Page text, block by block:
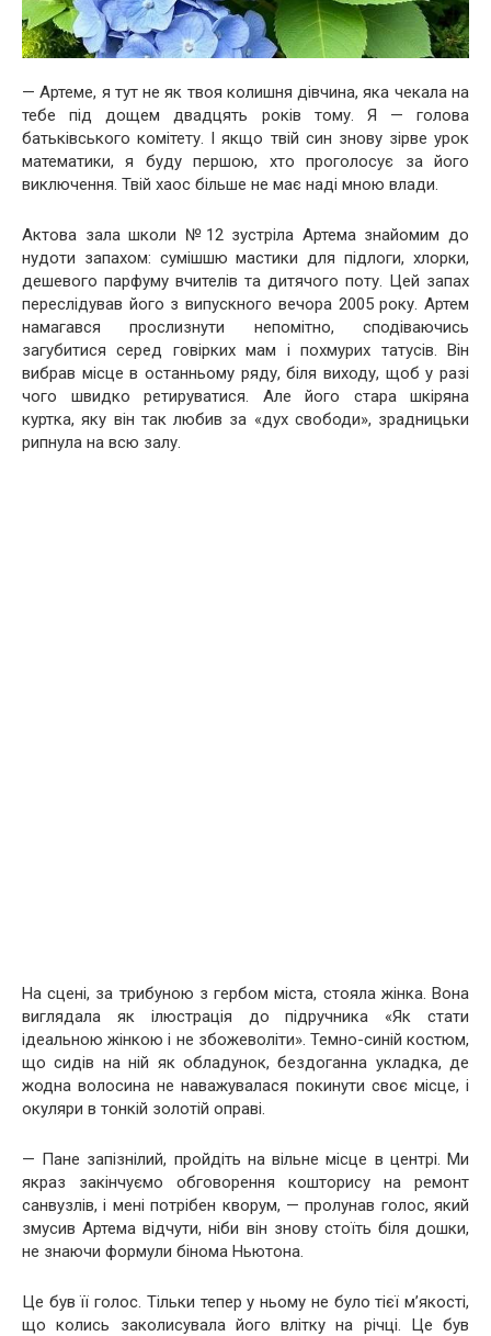
— Артеме, я тут не як твоя колишня дівчина, яка чекала на
тебе під дощем двадцять років тому. Я — голова
батьківського комітету. І якщо твій син знову зірве урок
математики, я буду першою, хто проголосує за його
виключення. Твій хаос більше не має наді мною влади.
Актова зала школи №12 зустріла Артема знайомим до
нудоти запахом: сумішшю мастики для підлоги, хлорки,
дешевого парфуму вчителів та дитячого поту. Цей запах
переслідував його з випускного вечора 2005 року. Артем
намагався прослизнути непомітно, сподіваючись
загубитися серед говірких мам і похмурих татусів. Він
вибрав місце в останньому ряду, біля виходу, щоб у разі
чого швидко ретируватися. Але його стара шкіряна
куртка, яку він так любив за «дух свободи», зрадницьки
рипнула на всю залу.
На сцені, за трибуною з гербом міста, стояла жінка. Вона
виглядала як ілюстрація до підручника «Як стати
ідеальною жінкою і не збожеволіти». Темно-синій костюм,
що сидів на ній як обладунок, бездоганна укладка, де
жодна волосина не наважувалася покинути своє місце, і
окуляри в тонкій золотій оправі.
— Пане запізнілий, пройдіть на вільне місце в центрі. Ми
якраз закінчуємо обговорення кошторису на ремонт
санвузлів, і мені потрібен кворум, — пролунав голос, який
змусив Артема відчути, ніби він знову стоїть біля дошки,
не знаючи формули бінома Ньютона.
Це був її голос. Тільки тепер у ньому не було тієї м’якості,
що колись заколисувала його влітку на річці. Це був